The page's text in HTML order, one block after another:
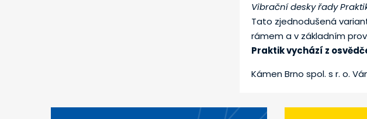
Vibrační desky řady
Tato zjednodušená
rámem a v základním
Praktik vychází z
Kámen Brno spol. s r. o.